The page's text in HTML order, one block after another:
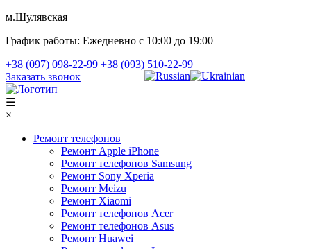
м.Шулявская
График работы: Ежедневно с 10:00 до 19:00
+38 (097) 098-22-99 +38 (093) 510-22-99
Заказать звонок
☰
×
Ремонт телефонов
Ремонт Apple iPhone
Ремонт телефонов Samsung
Ремонт Sony Xperia
Ремонт Meizu
Ремонт Xiaomi
Ремонт телефонов Acer
Ремонт телефонов Asus
Ремонт Huawei